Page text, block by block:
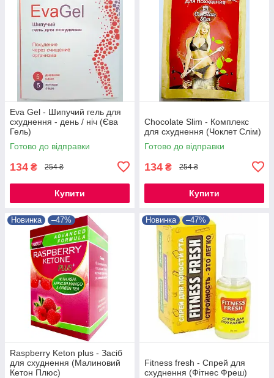
Eva Gel - Шипучий гель для
схуднення - день / ніч (Єва
Гель)
Готово до відправки
134 ₴ 254 ₴
Купити
Chocolate Slim - Комплекс
для схуднення (Чоклет Слім)
Готово до відправки
134 ₴ 254 ₴
Купити
Новинка –47%
Raspberry Keton plus - Засіб
для схуднення (Малиновий
Кетон Плюс)
Новинка –47%
Fitness fresh - Спрей для
схуднення (Фітнес Фреш)